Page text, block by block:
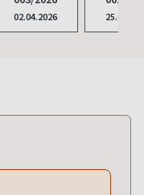
02.04.2026